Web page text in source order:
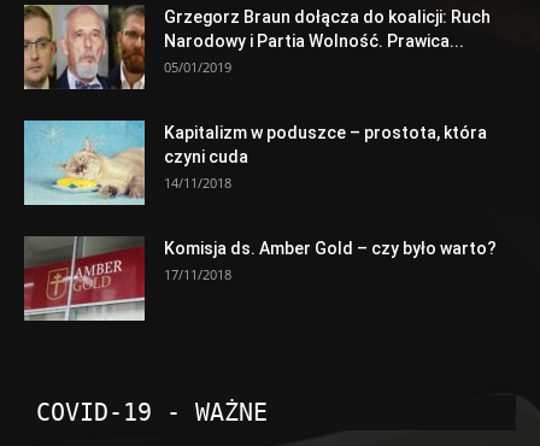
Grzegorz Braun dołącza do koalicji: Ruch
Narodowy i Partia Wolność. Prawica...
05/01/2019
Kapitalizm w poduszce – prostota, która
czyni cuda
14/11/2018
Komisja ds. Amber Gold – czy było warto?
17/11/2018
COVID-19 - WAŻNE